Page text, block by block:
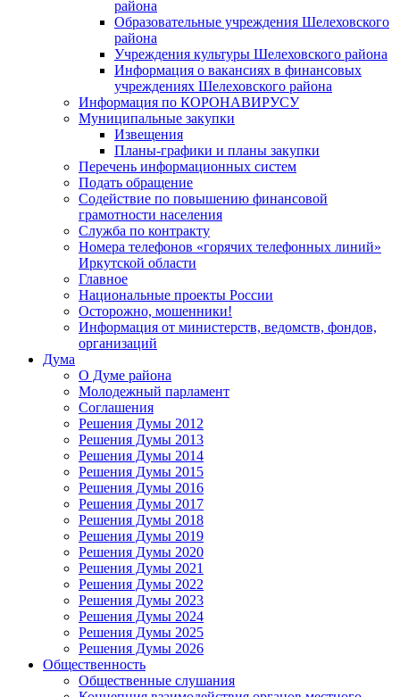
района
Образовательные учреждения Шелеховского
района
Учреждения культуры Шелеховского района
Информация о вакансиях в финансовых
учреждениях Шелеховского района
Информация по КОРОНАВИРУСУ
Муниципальные закупки
Извещения
Планы-графики и планы закупки
Перечень информационных систем
Подать обращение
Содействие по повышению финансовой
грамотности населения
Служба по контракту
Номера телефонов «горячих телефонных линий»
Иркутской области
Главное
Национальные проекты России
Осторожно, мошенники!
Информация от министерств, ведомств, фондов,
организаций
Дума
О Думе района
Молодежный парламент
Соглашения
Решения Думы 2012
Решения Думы 2013
Решения Думы 2014
Решения Думы 2015
Решения Думы 2016
Решения Думы 2017
Решения Думы 2018
Решения Думы 2019
Решения Думы 2020
Решения Думы 2021
Решения Думы 2022
Решения Думы 2023
Решения Думы 2024
Решения Думы 2025
Решения Думы 2026
Общественность
Общественные слушания